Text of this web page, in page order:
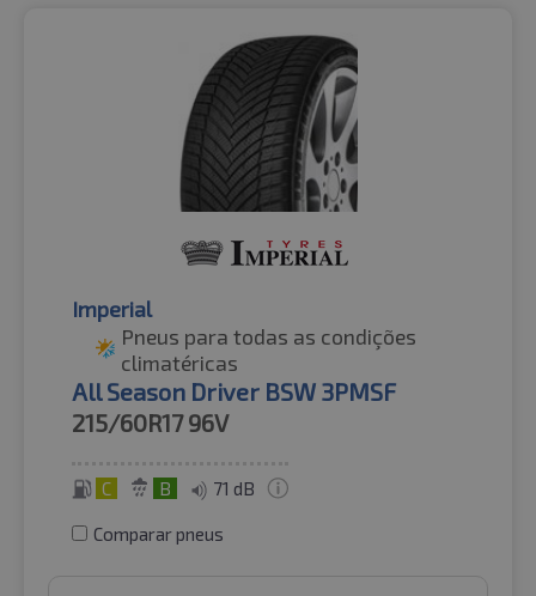
Imperial
Pneus para todas as condições
climatéricas
All Season Driver BSW 3PMSF
215/60R17 96V
C B 71 dB
Comparar pneus